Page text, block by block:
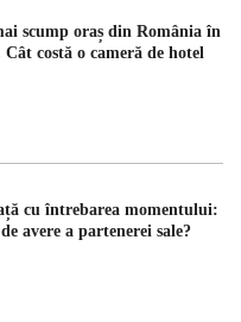
scump oraș din România în
costă o cameră de hotel
cu întrebarea momentului:
avere a partenerei sale?